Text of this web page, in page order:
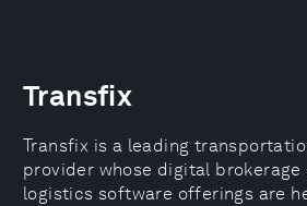
Transfix
Transfix is a leading
provider whose digital
logistics software offerings are